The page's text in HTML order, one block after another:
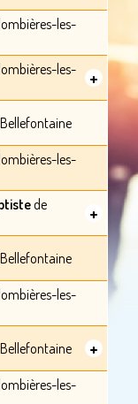
les-
les-
+
les-
de
+
les-
+
les-